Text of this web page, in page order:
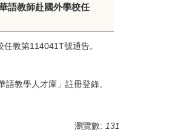
語教師赴國外學校任
教第114041T號通告。
教學人才庫」註冊登錄。
瀏覽數: 131